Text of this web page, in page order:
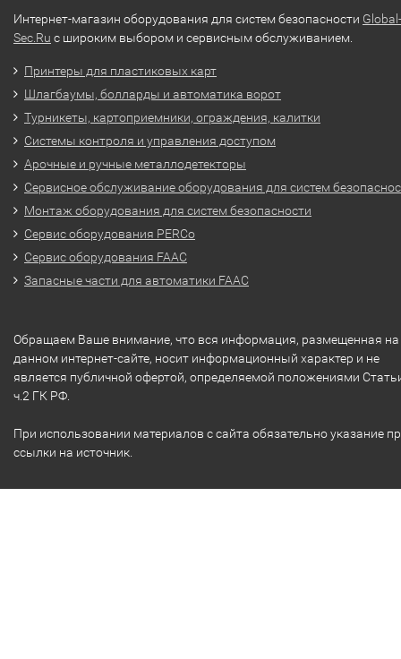
Интернет-магазин оборудования для систем безопасности Global-
Sec.Ru с широким выбором и сервисным обслуживанием.
Принтеры для пластиковых карт
Шлагбаумы, болларды и автоматика ворот
Турникеты, картоприемники, ограждения, калитки
Системы контроля и управления доступом
Арочные и ручные металлодетекторы
Сервисное обслуживание оборудования для систем
Монтаж оборудования для систем безопасности
Сервис оборудования PERCo
Сервис оборудования FAAC
Запасные части для автоматики FAAC
Обращаем Ваше внимание, что вся информация, размещенная на
данном интернет-сайте, носит информационный характер и не
является публичной офертой, определяемой положениями
ч.2 ГК РФ.
При использовании материалов с сайта обязательно указание
ссылки на источник.